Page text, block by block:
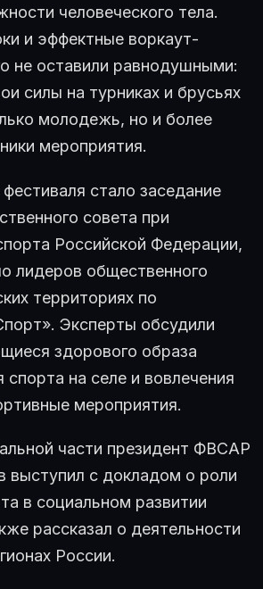
человеческого тела.
и эффектные воркаут-
не оставили равнодушными:
силы на турниках и брусьях
молодежь, но и более
мероприятия.
стало заседание
совета при
Российской Федерации,
лидеров общественного
территориях по
Эксперты обсудили
здорового образа
спорта на селе и вовлечения
мероприятия.
части президент ФВСАР
выступил с докладом о роли
в социальном развитии
рассказал о деятельности
России.